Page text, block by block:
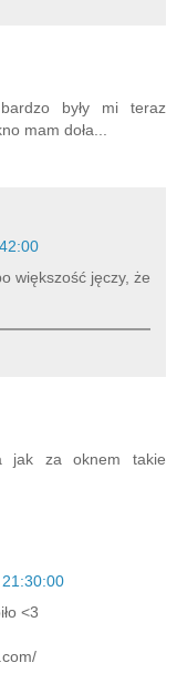
były mi teraz
mam doła...
większość jęczy, że
jak za oknem takie
<3